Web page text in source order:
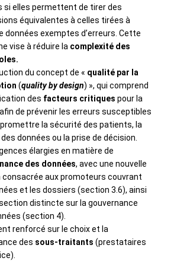
si elles permettent de tirer des
équivalentes à celles tirées à
données exemptes d’erreurs. Cette
vise à réduire la complexité des
du concept de « qualité par la
(quality by design) », qui comprend
des facteurs critiques pour la
de prévenir les erreurs susceptibles
la sécurité des patients, la
données ou la prise de décision.
élargies en matière de
des données, avec une nouvelle
aux promoteurs couvrant
et les dossiers (section 3.6), ainsi
section distincte sur la gouvernance
(section 4).
renforcé sur le choix et la
des sous-traitants (prestataires